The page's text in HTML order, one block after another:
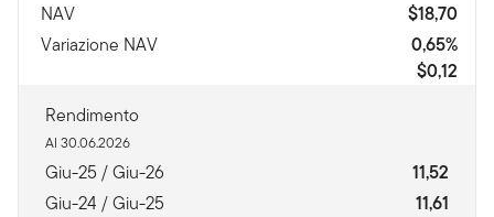
NAV
$18,70
Variazione NAV
0,65%
$0,12
Rendimento
Al 30.06.2026
Giu-25 / Giu-26
11,52
Giu-24 / Giu-25
11,61